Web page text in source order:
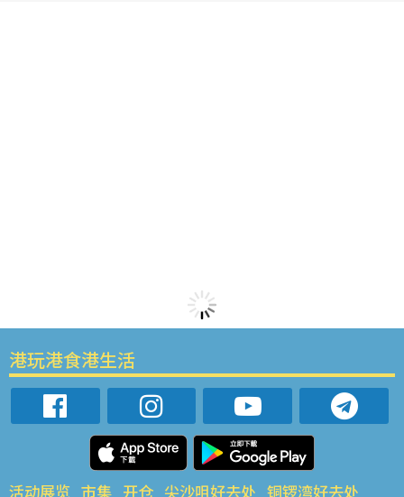
港玩港食港生活
活动展览 市集 开仓 尖沙咀好去处 铜锣湾好去处